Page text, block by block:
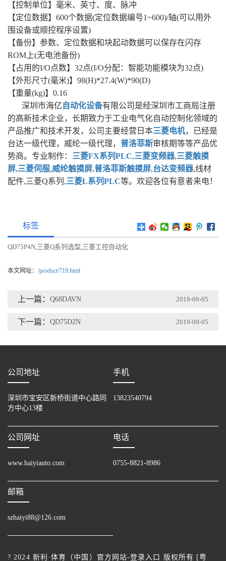
【控制单位】毫米、英寸、度、脉冲
【定位数据】600个数据(定位数据编号1~600)/轴(可以用外
围设备或顺控程序设置)
【备份】参数、定位数据和块起动数据可以保存在闪存
ROM上(无电池备份)
【占用的I/O点数】32点(I/O分配：智能功能模块为32点)
【外形尺寸(毫米)】98(H)*27.4(W)*90(D)
【重量(kg)】0.16
深圳市海亿 自动化设备有限公司是经深圳市工商局注册
的高新技术企业，长期致力于工业电气化自动控制化领域的
产品推广和技术开发，公司主要经营日本三菱电机，已经是
台达一级代理，威纶一级代理， 普洛菲斯审核期等等产品优
势商。专业制作： 三菱FX系列PLC,三菱变频器,三菱触摸
屏,三菱伺服,威纶触摸屏,普洛菲斯触摸屏,台达变频器,线材
配件,三菱Q系列,三菱L系列PLC等。欢迎各位有意者来电！
标签
QD75P4N,三菱Q系列选型,三菱工控自动化
本文网址： /product/719.html
上一篇： Q68DAVN 2019-09-05
下一篇： QD75D2N 2019-09-05
公司地址
深圳市宝安区新桥街道中心路同
方中心13楼
手机
13823540794
公司网址
www.haiyiauto.com
电话
0755-8821-8986
邮箱
szhaiyi88@126.com
? 2024 新利·体育（中国）官方网站-登录入口 版权所有 [粤